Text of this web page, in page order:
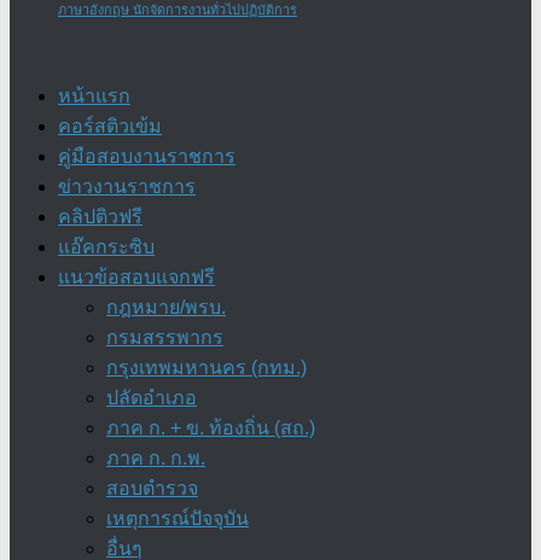
ภาษาอังกฤษ นักจัดการงานทั่วไปปฏิบัติการ
หน้าแรก
คอร์สติวเข้ม
คู่มือสอบงานราชการ
ข่าวงานราชการ
คลิปติวฟรี
แอ๊คกระซิบ
แนวข้อสอบแจกฟรี
กฎหมาย/พรบ.
กรมสรรพากร
กรุงเทพมหานคร (กทม.)
ปลัดอำเภอ
ภาค ก. + ข. ท้องถิ่น (สถ.)
ภาค ก. ก.พ.
สอบตำรวจ
เหตุการณ์ปัจจุบัน
อื่นๆ